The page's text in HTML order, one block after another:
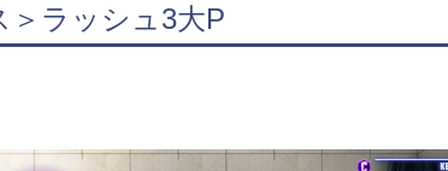
ラッシュ3大P